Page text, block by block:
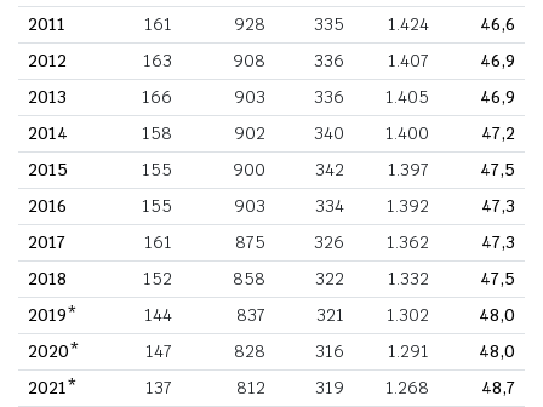
2011
161 928 335 1.424
46,6
2012
163 908 336 1.407
46,9
2013
166 903 336 1.405
46,9
2014
158 902 340 1.400
47,2
2015
155 900 342 1.397
47,5
2016
155 903 334 1.392
47,3
2017
161 875 326 1.362
47,3
2018
152 858 322 1.332
47,5
2019*
144 837 321 1.302
48,0
2020*
147 828 316 1.291
48,0
2021*
137 812 319 1.268
48,7